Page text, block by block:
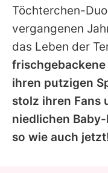
Töchterchen-
vergangenen
das Leben der
ihren putzigen
stolz ihren Fans
niedlichen
so wie auch